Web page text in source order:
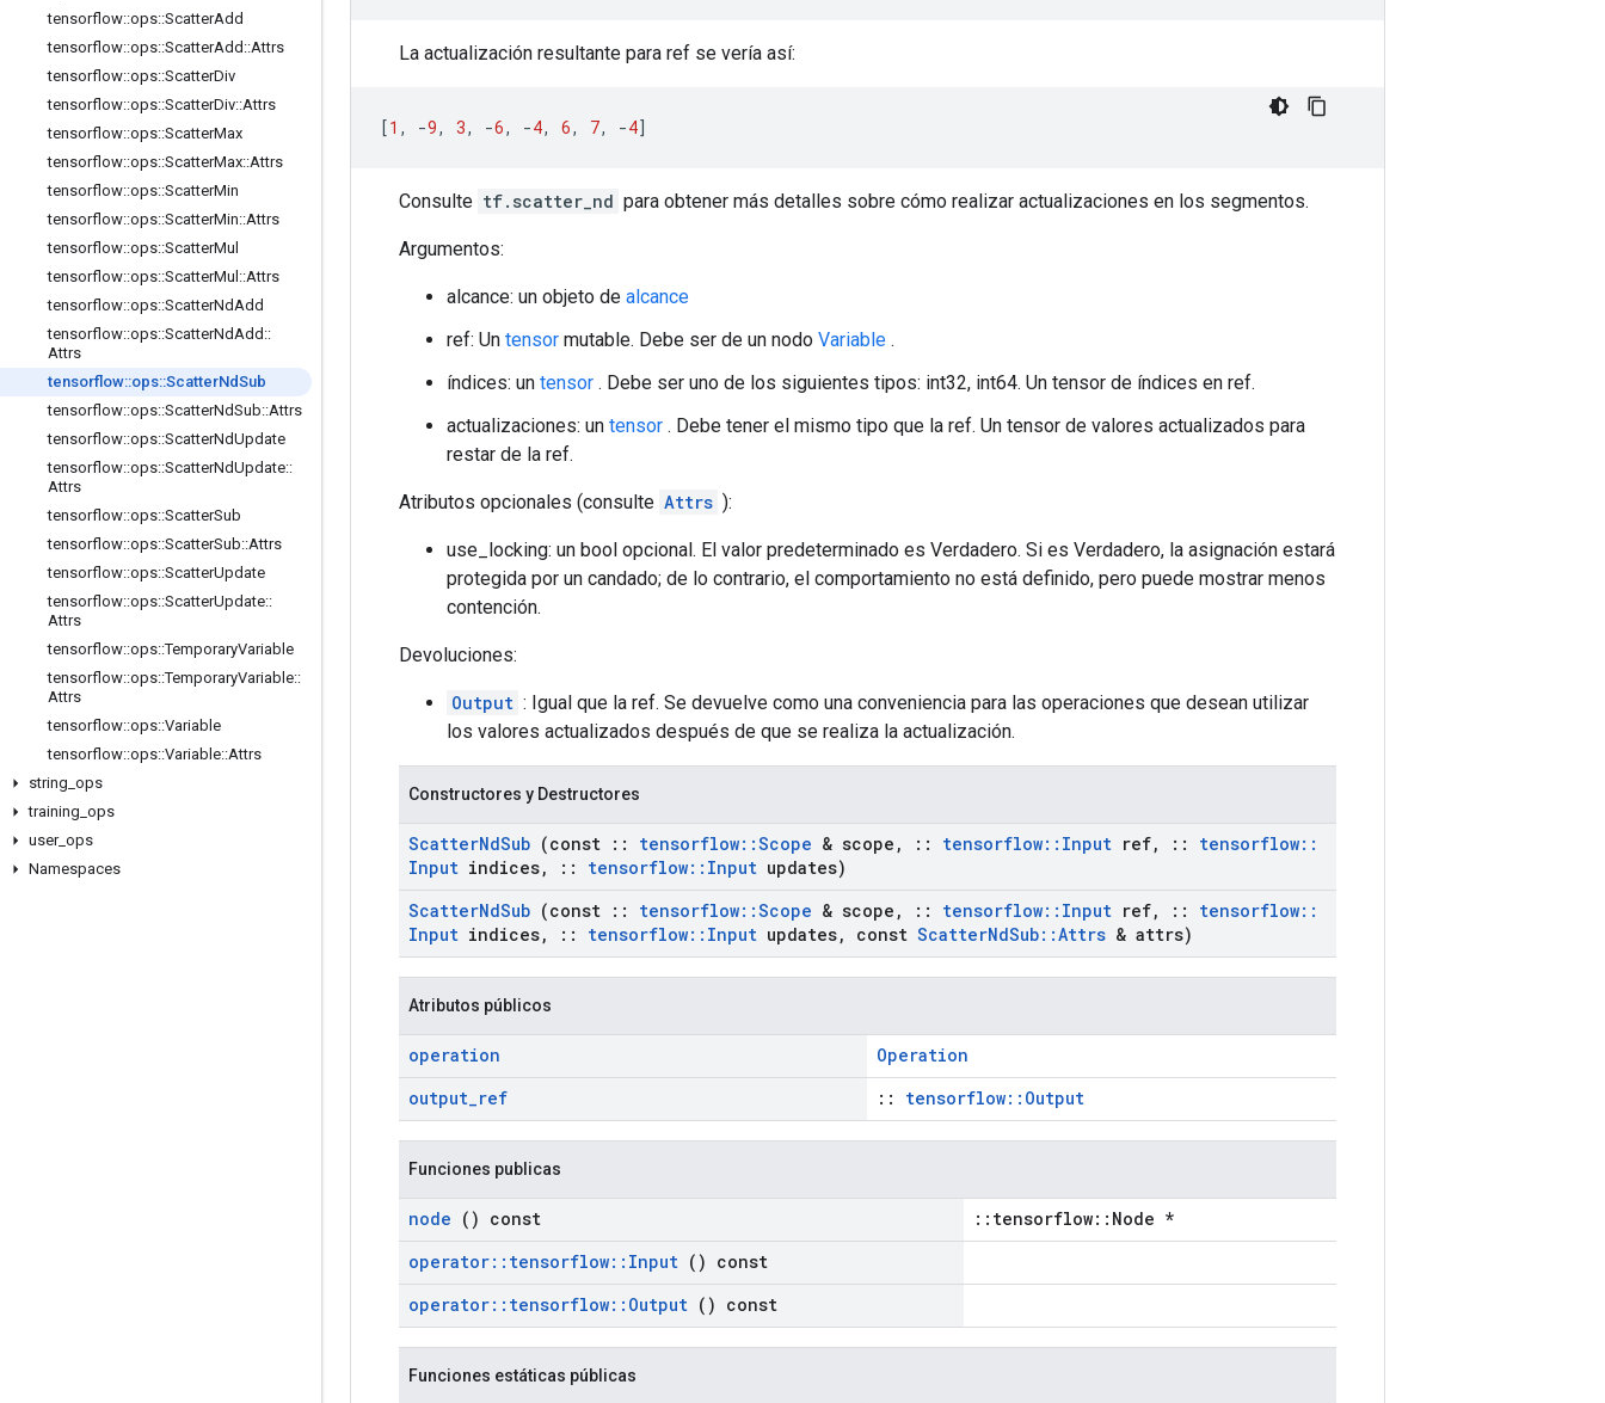
tensorflow::ops::ScatterAdd
tensorflow::ops::ScatterAdd ::Attrs
tensorflow::ops::ScatterDiv
tensorflow::ops::ScatterDiv::Attrs
tensorflow::ops::ScatterMax
tensorflow::ops::ScatterMax::Attrs
tensorflow::ops::ScatterMin
tensorflow::ops::ScatterMin::Attrs
tensorflow::ops::ScatterMul
tensorflow::ops::ScatterMul ::Attrs
tensorflow::ops::ScatterNdAdd
tensorflow::ops::ScatterNdAdd ::
Attrs
tensorflow::ops::ScatterNdSub
tensorflow::ops::ScatterNdSub::Attrs
tensorflow::ops::ScatterNdUpdate
tensorflow::ops::ScatterNdUpdate::
Attrs
tensorflow::ops::ScatterSub
tensorflow::ops::ScatterSub::Attrs
tensorflow::ops::ScatterUpdate
tensorflow::ops::ScatterUpdate::
Attrs
tensorflow::ops::TemporaryVariable
tensorflow::ops::TemporaryVariable::
Attrs
tensorflow::ops::Variable
tensorflow::ops::Variable::Attrs
string ops
training ops
user_ ops
Namespaces
La actualización resultante para ref se vería así:
[1 , -9, 3, -6, -4, 6, 7, -4]
Consulte tf.scatter_nd para obtener más detalles sobre cómo realizar actualizaciones en los segmentos.
Argumentos:
alcance: un objeto de alcance
ref: Un tensor mutable. Debe ser de un nodo Variable .
índices: un tensor . Debe ser uno de los siguientes tipos: int32, int64. Un tensor de índices en ref.
actualizaciones: un tensor . Debe tener el mismo tipo que la ref. Un tensor de valores actualizados para
restar de la ref.
Atributos opcionales (consulte Attrs ):
use_locking: un bool opcional. El valor predeterminado es Verdadero. Si es Verdadero, la asignación estará
protegida por un candado; de lo contrario, el comportamiento no está definido, pero puede mostrar menos
contención.
Devoluciones:
Output : Igual que la ref. Se devuelve como una conveniencia para las operaciones que desean utilizar
los valores actualizados después de que se realiza la actualización.
Constructores y Destructores
ScatterNdSub (const :: tensorflow::Scope & scope , :: tensorflow:: Input ref, :: tensorflow::
Input indices, :: tensorflow:: Input updates)
ScatterNdSub (const :: tensorflow::Scope & scope , :: tensorflow:: Input ref, :: tensorflow::
Input indices, :: tensorflow:: Input updates, const ScatterNdSub::Attrs & attrs)
Atributos públicos
operation
Operation
output_ref :: tensorflow::Output
Funciones publicas
node () const
::tensorflow::Node *
operator:: tensorflow:: Input () const
operator:: tensorflow:: Output () const
Funciones estáticas públicas